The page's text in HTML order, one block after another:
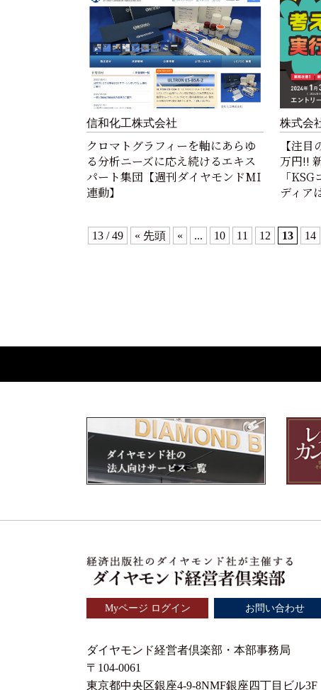
信和化工株式会社
クロマトグラフィーを軸にあらゆ
る分析ニーズに応え続けるエキス
パート集団【週刊ダイヤモンドMI
連動】
株式会
【注
万円!!
「
ディア
13 / 49 « 先頭 « ... 10 11 12 13 14
Myページ ログイン お問い合わせ
ダイヤモンド経営者倶楽部・本部事務局
〒104-0061
東京都中央区銀座4-9-8NMF銀座四丁目ビル3F